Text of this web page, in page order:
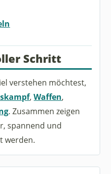
Schritt
verstehen möchtest,
,Waffen,
. Zusammen zeigen
spannend und
werden.